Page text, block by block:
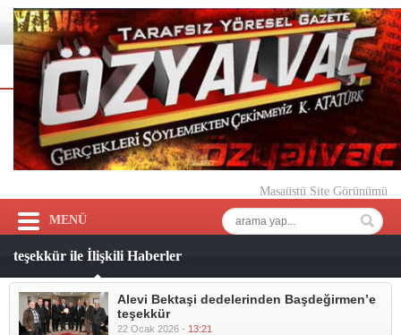
Masaüstü Site Görünümü
MENÜ
teşekkür ile İlişkili Haberler
Alevi Bektaşi dedelerinden Başdeğirmen’e
teşekkür
22 Ocak 2026 - 13:21